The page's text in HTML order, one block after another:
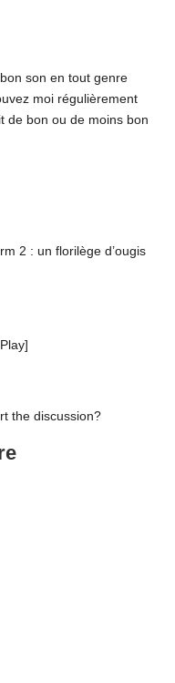
son en tout genre
moi régulièrement
de bon ou de moins bon
2 : un florilège d’ougis
the discussion?